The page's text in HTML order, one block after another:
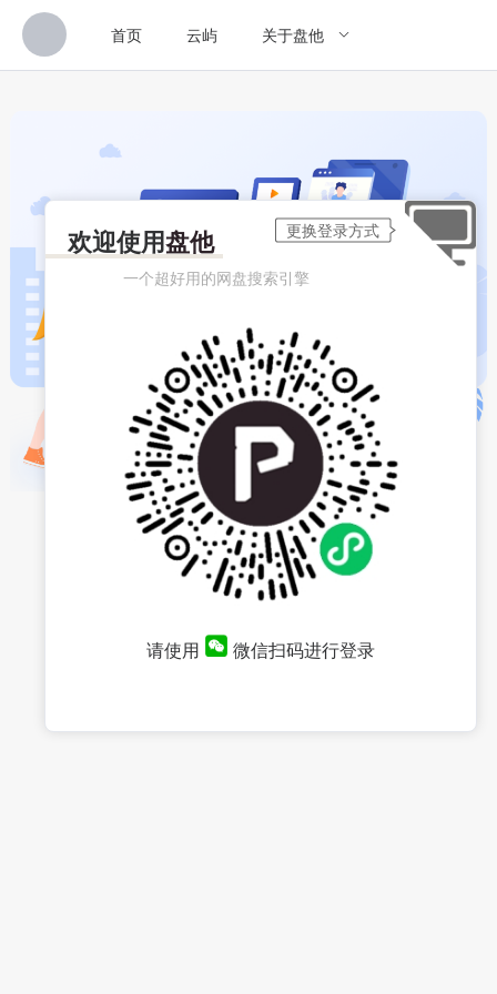
首页 云屿 关于盘他
欢迎使用盘他
一个超好用的网盘搜索引擎
请使用 微信扫码进行登录